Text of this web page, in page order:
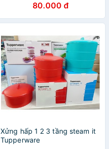
80.000 đ
Xửng hấp 1 2 3 tầng steam it
Tupperware